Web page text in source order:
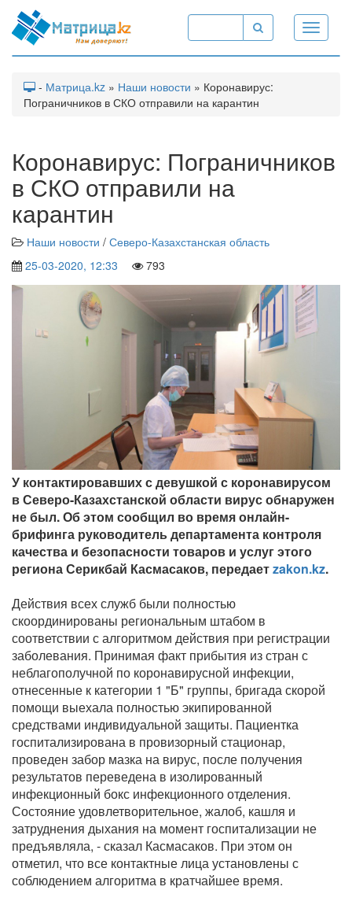
Toggle
- Матрица.kz » Наши новости » Коронавирус:
Пограничников в СКО отправили на карантин
Коронавирус: Пограничников
в СКО отправили на
карантин
Наши новости / Северо-Казахстанская область
25-03-2020, 12:33
793
У контактировавших с девушкой с коронавирусом
в Северо-Казахстанской области вирус обнаружен
не был. Об этом сообщил во время онлайн-
брифинга руководитель департамента контроля
качества и безопасности товаров и услуг этого
региона Серикбай Касмасаков, передаетzakon.kz.
Действия всех служб были полностью
скоординированы региональным штабом в
соответствии с алгоритмом действия при регистрации
заболевания. Принимая факт прибытия из стран с
неблагополучной по коронавирусной инфекции,
отнесенные к категории 1 "Б" группы, бригада скорой
помощи выехала полностью экипированной
средствами индивидуальной защиты. Пациентка
госпитализирована в провизорный стационар,
проведен забор мазка на вирус, после получения
результатов переведена в изолированный
инфекционный бокс инфекционного отделения.
Состояние удовлетворительное, жалоб, кашля и
затруднения дыхания на момент госпитализации не
предъявляла, - сказал Касмасаков. При этом он
отметил, что все контактные лица установлены с
соблюдением алгоритма в кратчайшее время.